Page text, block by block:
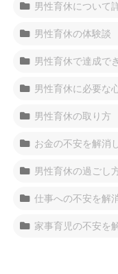
男性育休について
男性育休の体験談
男性育休で達成で
男性育休に必要な
男性育休の取り方
お金の不安を解消
男性育休の過ごし
仕事への不安を解
家事育児の不安を